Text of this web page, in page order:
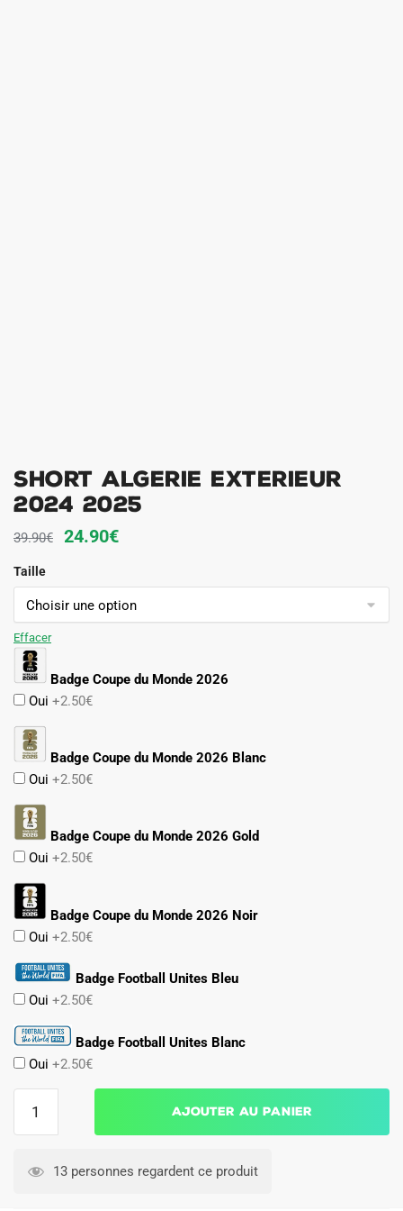
Short Algerie Exterieur
2024 2025
39.90€
Le
initial
était :
24.90€Le
actuel
est :
Taille
Effacer
Badge Coupe du Monde 2026
Oui +2.50€
Badge Coupe du Monde 2026 Blanc
Oui +2.50€
Badge Coupe du Monde 2026 Gold
Oui +2.50€
Badge Coupe du Monde 2026 Noir
Oui +2.50€
Badge Football Unites Bleu
Oui +2.50€
Badge Football Unites Blanc
Oui +2.50€
Algerie
Ajouter au panier
13 personnes regardent ce produit